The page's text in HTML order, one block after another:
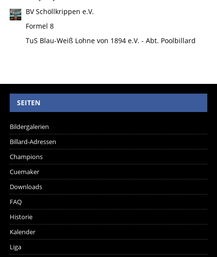
BV Schöllkrippen e.V.
Formel 8
TuS Blau-Weiß Lohne von 1894 e.V. - Abt. Poolbillard
SEITEN
Bildergalerien
Billard-Adressen
Champions
Cuemaker
Downloads
FAQ
Historie
Kalender
Liga